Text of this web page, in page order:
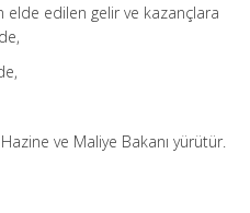
elde edilen gelir ve kazançlara
ve Maliye Bakanı yürütür.